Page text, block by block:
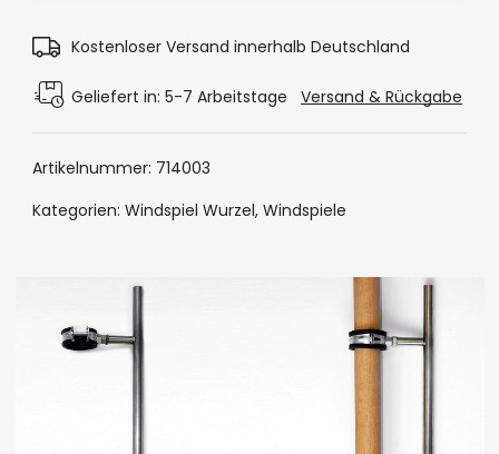
Kostenloser Versand innerhalb Deutschland
Geliefert in: 5-7 Arbeitstage Versand & Rückgabe
Artikelnummer: 714003
Kategorien: Windspiel Wurzel, Windspiele